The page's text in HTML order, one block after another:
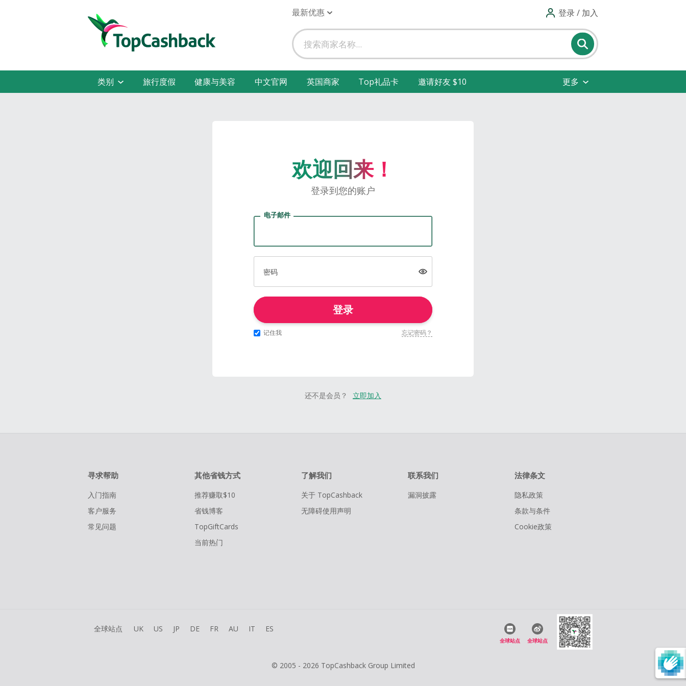
最新优惠 登录 / 加入
类别 旅行度假 健康与美容 中文官网 英国商家 Top礼品卡 邀请好友 $10 更多
欢迎回来！
登录到您的账户
电子邮件
密码
登录
记住我 忘记密码？
还不是会员？ 立即加入
寻求帮助
入门指南
客户服务
常见问题
其他省钱方式
推荐赚取$10
省钱博客
TopGiftCards
当前热门
了解我们
关于 TopCashback
无障碍使用声明
联系我们
漏洞披露
法律条文
隐私政策
条款与条件
Cookie政策
全球站点 UK US JP DE FR AU IT ES
全球站点 全球站点
© 2005 - 2026 TopCashback Group Limited